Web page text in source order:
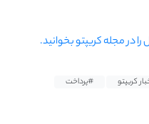
در مجله کریپتو بخوانید.
کریپتو
#پرداخت